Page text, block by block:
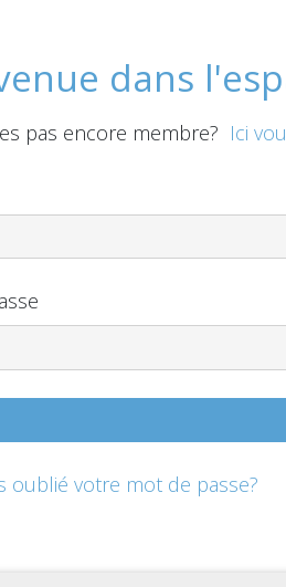
dans
pas encore membre? Ici
oublié votre mot de passe?